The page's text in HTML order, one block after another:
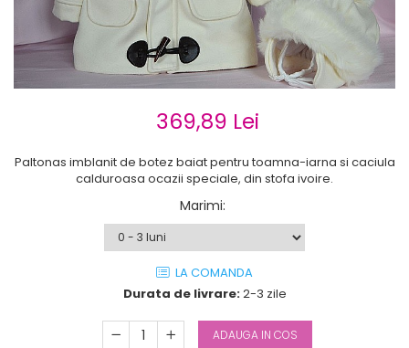
Cercei de aur lungi cu lant
Cercei din aur tortite
Cercei din aur alb
Cercei aur cu surub
369,89 Lei
Paltonas imblanit de botez baiat pentru toamna-iarna si caciula
calduroasa ocazii speciale, din stofa ivoire.
Marimi:
LA COMANDA
Durata de livrare:2-3 zile
ADAUGA IN COS